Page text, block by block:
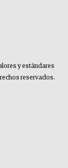
y estándares
reservados.